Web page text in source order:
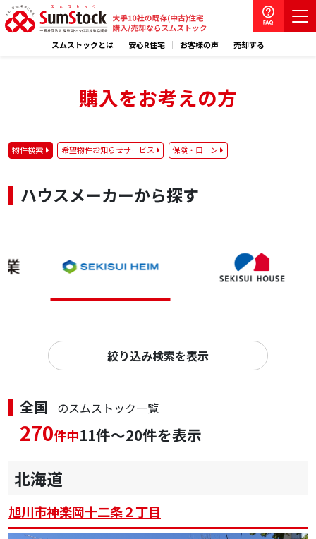
スムストックとは 安心R住宅 お客様の声 売却する
購入をお考えの方
物件検索 希望物件お知らせサービス 保険・ローン
ハウスメーカーから探す
絞り込み検索を表示
全国 のスムストック一覧
270件中11件～20件を表示
北海道
旭川市神楽岡十二条２丁目